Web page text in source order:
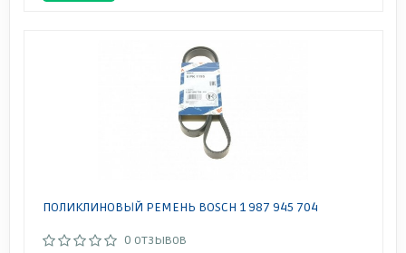
ПОЛИКЛИНОВЫЙ РЕМЕНЬ BOSCH 1 987 945 704
0 отзывов